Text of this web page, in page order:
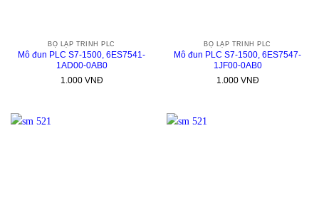
BỘ LẬP TRÌNH PLC
Mô đun PLC S7-1500, 6ES7541-
1AD00-0AB0
1.000VNĐ
BỘ LẬP TRÌNH PLC
Mô đun PLC S7-1500, 6ES7547-
1JF00-0AB0
1.000VNĐ